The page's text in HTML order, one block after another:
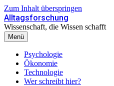
Zum Inhalt überspringen
Alltagsforschung
Wissenschaft, die Wissen schafft
Menü
Psychologie
Ökonomie
Technologie
Wer schreibt hier?